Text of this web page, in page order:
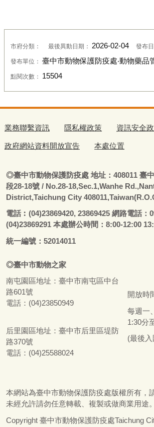
市府分類： 最後異動日期： 2026-02-04 發布
發布單位： 臺中市動物保護防疫處‧動物藥品
點閱次數： 15504
業務聯繫資訊 隱私權政策 資訊安全
政府網站資料開放宣告 本處位置
◎臺中市動物保護防疫處地址：408011 臺
段28-18號 / No.28-18,Sec.1,Wanhe
District,Taichung City
電話︰ (04)23869420, 23869425 網路電話：
(04)23869291 本處辦公時間：8:00-12:00
統一編號：52014011
◎臺中市動物之家
南屯園區地址： 臺中市南屯區中台
路601號
電話：(04)23850949
后里園區地址： 臺中市后里區堤防
路370號
電話：(04)25588024
開放時
每週一
1:30分
(最後
本網站為臺中市動物保護防疫處版權所有，
未經允許請勿任意轉載、複製或做商業用途。
Copyright 臺中市動物保護防疫處Taichung